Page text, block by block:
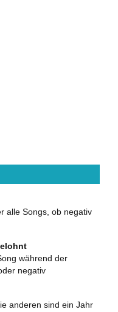
alle Songs, ob negativ
während der
negativ
anderen sind ein Jahr